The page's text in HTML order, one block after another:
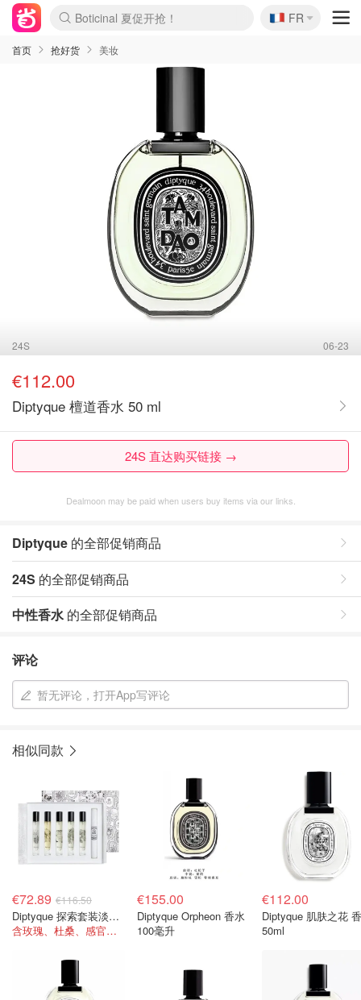
Boticinal 夏促开抢！
4折！lulu周四疯狂上新
还没结束！&OtherStories大促
Joybuy变相75折 随时失效
速领！Stanley独家85折
疑似霸哥！Camper额外叠85折
Zalando 奥莱闪促！每日更新
Moncler反季囤！5折起+叠9折
Coach Brooklyn仅€192
🇫🇷
FR
首页 抢好货 美妆
24S 06-23
€112.00
Diptyque 檀道香水 50 ml
24S 直达购买链接 →
Dealmoon may be paid when users buy items via our links.
Diptyque 的全部促销商品
24S 的全部促销商品
中性香水 的全部促销商品
评论
暂无评论，打开App写评论
相似同款
€72.89 €116.50
Diptyque 探索套装淡香水礼盒 5 x 7.5ml
含玫瑰、杜桑、感官之水等爆款！
€155.00
Diptyque Orpheon 香水
100毫升
€112.00
Diptyque 肌肤之花
50ml